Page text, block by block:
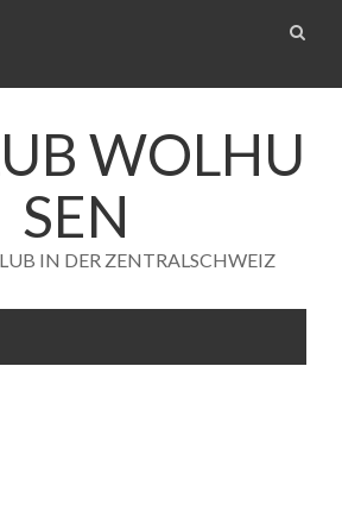
WOLHU
SEN
IN DER ZENTRALSCHWEIZ